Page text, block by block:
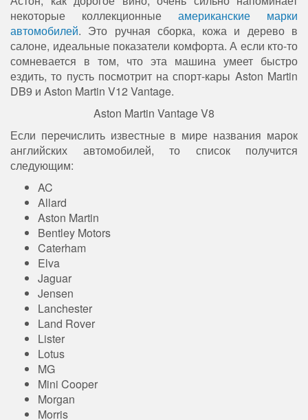
некоторые коллекционные американские марки
автомобилей. Это ручная сборка, кожа и дерево в
салоне, идеальные показатели комфорта. А если кто-то
сомневается в том, что эта машина умеет быстро
ездить, то пусть посмотрит на спорт-кары Aston Martin
DB9 и Aston Martin V12 Vantage.
Aston Martin Vantage V8
Если перечислить известные в мире названия марок
английских автомобилей, то список получится
следующим:
AC
Allard
Aston Martin
Bentley Motors
Caterham
Elva
Jaguar
Jensen
Lanchester
Land Rover
Lister
Lotus
MG
Mini Cooper
Morgan
Morris